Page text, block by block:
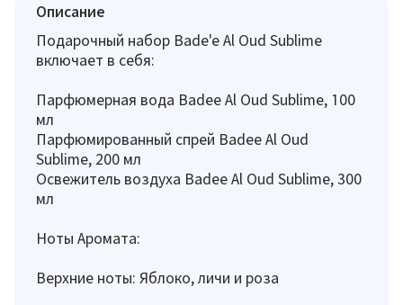
Описание
Подарочный набор Bade'e Al Oud Sublime
включает в себя:
Парфюмерная вода Badee Al Oud Sublime, 100
мл
Парфюмированный спрей Badee Al Oud
Sublime, 200 мл
Освежитель воздуха Badee Al Oud Sublime, 300
мл
Ноты Аромата:
Верхние ноты: Яблоко, личи и роза